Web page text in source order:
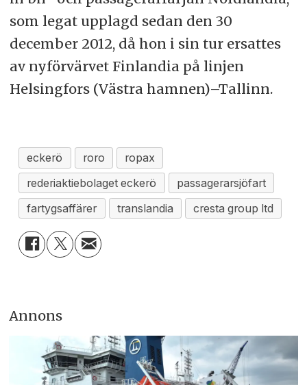
som legat upplagd sedan den 30
december 2012, då hon i sin tur ersattes
av nyförvärvet Finlandia på linjen
Helsingfors (Västra hamnen)–Tallinn.
eckerö roro
ropax
rederiaktiebolaget eckerö
passagerarsjöfart
fartygsaffärer
translandia cresta group ltd
Annons